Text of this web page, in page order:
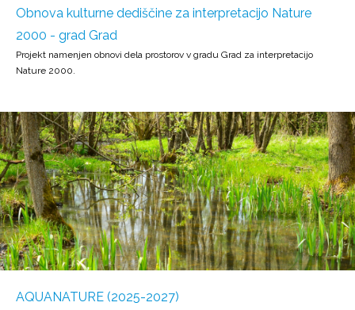
Obnova kulturne dediščine za interpretacijo Nature
2000 - grad Grad
Projekt namenjen obnovi dela prostorov v gradu Grad za interpretacijo
Nature 2000.
AQUANATURE (2025-2027)